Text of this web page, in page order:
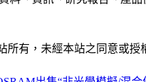
所有，未經本站之同意